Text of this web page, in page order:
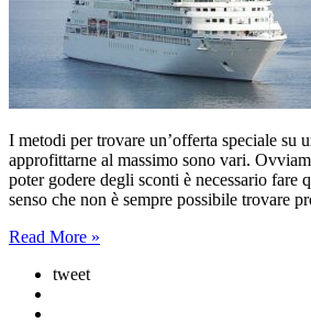
I metodi per trovare un’offerta speciale su
approfittarne al massimo sono vari.
poter godere degli sconti è necessario fare
senso che non è sempre possibile trovare
Read More »
tweet